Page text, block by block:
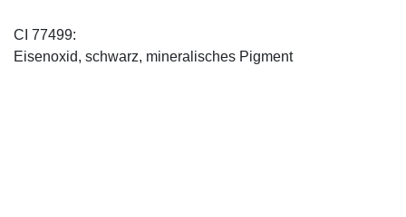
CI 77499:
Eisenoxid, schwarz, mineralisches Pigment